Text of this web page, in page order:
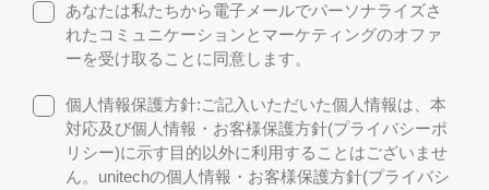
あなたは私たちから電子メールでパーソナライズさ
れたコミュニケーションとマーケティングのオファ
ーを受け取ることに同意します。
個人情報保護方針:ご記入いただいた個人情報は、本
対応及び個人情報・お客様保護方針(プライバシーポ
リシー)に示す目的以外に利用することはございませ
ん。unitechの個人情報・お客様保護方針(プライバシ